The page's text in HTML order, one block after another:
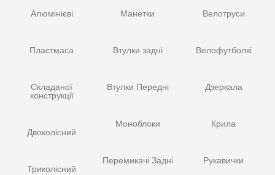
Алюмінієві
Пластмаса
Складаної
конструкції
Двоколісний
Триколісний
Манетки
Втулки задні
Втулки Передні
Моноблоки
Перемикачі Задні
Велотруси
Велофутболкі
Дзеркала
Крила
Рукавички